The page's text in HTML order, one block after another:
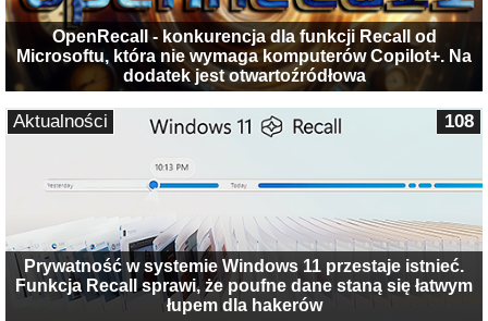
OpenRecall - konkurencja dla funkcji Recall od
Microsoftu, która nie wymaga komputerów Copilot+. Na
dodatek jest otwartoźródłowa
Prywatność w systemie Windows 11 przestaje istnieć.
Funkcja Recall sprawi, że poufne dane staną się łatwym
łupem dla hakerów
108
Aktualności